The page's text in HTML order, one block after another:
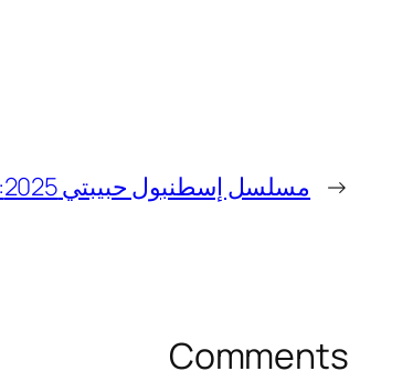
← مسلسل إسطنبول حبيبتي 2025: (القصة + موعد العرض)
Comments